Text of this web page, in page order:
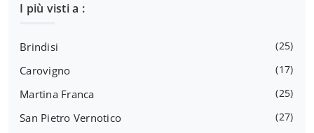
I più visti a :
Brindisi 25
Carovigno 17
Martina Franca 25
San Pietro Vernotico 27